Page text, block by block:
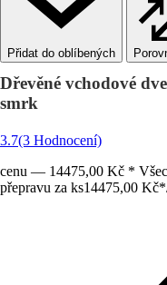
Dřevěné vchodové
smrk
3.7(3 Hodnocení)
cenu — 14475,00 Kč *
přepravu za ks14475,00 Kč*